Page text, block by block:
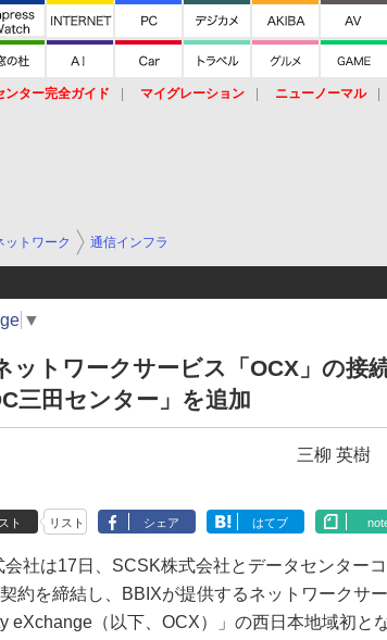
ンター完全ガイド マイグレーション ニューノーマル
ットワーク 通信インフラ
▼
ットワークサービス「OCX」の接
三田センター」を追加
三柳 英樹
ト リスト シェア はてブ
社は17日、SCSK株式会社とデータセンター
約を締結し、BBIXが提供するネットワークサ
eXchange（以下、OCX）」の西日本地域初と